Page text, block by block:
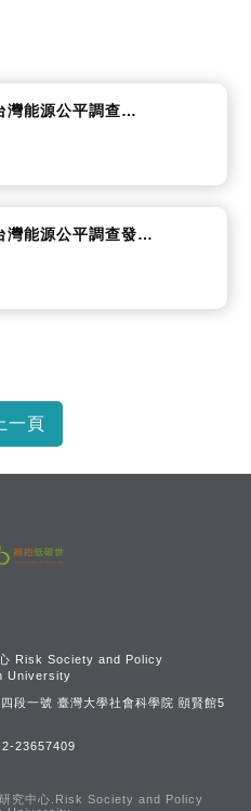
2025淨零公正轉型X台灣能源公平調查新聞稿
2025淨零公正轉型X台灣能源公平調查發布簡報
心 Risk Society and Policy
University
段一號 臺灣大學社會科學院 頤賢館5
23657409
研究中心.Risk Society and Policy